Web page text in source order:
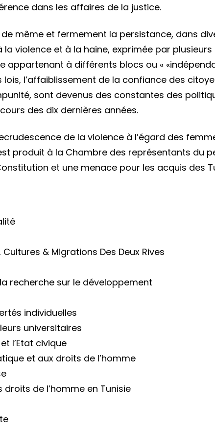
se
prémunir
contre
les
poursuites.
dans les affaires de la justice.
même et fermement la persistance, dans
la violence et à la haine, exprimée par
appartenant à différents blocs ou «
l’affaiblissement de la confiance des
sont devenus des constantes des
des dix dernières années.
de la violence à l’égard des
produit à la Chambre des représentants du
et une menace pour les acquis des
& Migrations Des Deux Rives
recherche sur le développement
individuelles
universitaires
l’Etat civique
et aux droits de l’homme
de l’homme en Tunisie